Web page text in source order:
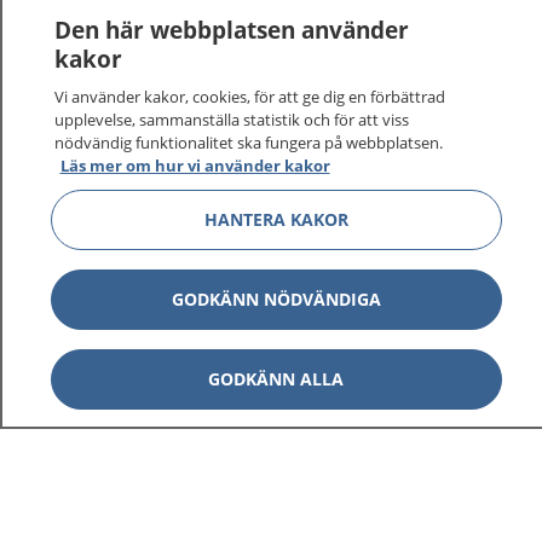
Den här webbplatsen använder
kakor
Vi använder kakor, cookies, för att ge dig en förbättrad
upplevelse, sammanställa statistik och för att viss
nödvändig funktionalitet ska fungera på webbplatsen.
Läs mer om hur vi använder kakor
HANTERA KAKOR
GODKÄNN NÖDVÄNDIGA
GODKÄNN ALLA